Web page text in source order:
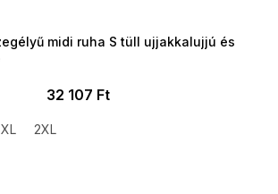
midi ruha S tüll ujjakkalujjú és
32 107 Ft
XL 2XL